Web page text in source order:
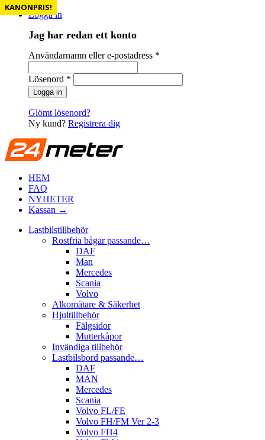
Logga in
Jag har redan ett konto
Användarnamn eller e-postadress *
Lösenord *
Glömt lösenord?
Ny kund? Registrera dig
HEM
FAQ
NYHETER
Kassan →
Lastbilstillbehör
Rostfria bågar passande…
DAF
Man
Mercedes
Scania
Volvo
Alkomätare & Säkerhet
Hjultillbehör
Fälgsidor
Mutterkåpor
Invändiga tillbehör
Lastbilsbord passande…
DAF
MAN
Mercedes
Scania
Volvo FL/FE
Volvo FH/FM Ver 2-3
Volvo FH4
KANONPRIS!
KANONPRIS!